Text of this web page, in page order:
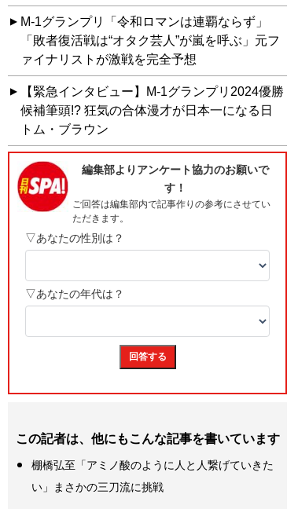
M-1グランプリ「令和ロマンは連覇ならず」
「敗者復活戦は“オタク芸人”が嵐を呼ぶ」元フ
ァイナリストが激戦を完全予想
【緊急インタビュー】M-1グランプリ2024優勝
候補筆頭!? 狂気の合体漫才が日本一になる日
トム・ブラウン
この記者は、他にもこんな記事を書いています
棚橋弘至「アミノ酸のように人と人繋げていきた
い」まさかの三刀流に挑戦